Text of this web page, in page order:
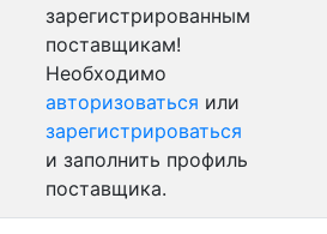
зарегистрированным
поставщикам!
Необходимо
авторизоваться или
зарегистрироваться
и заполнить профиль
поставщика.